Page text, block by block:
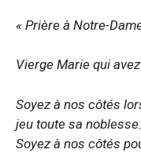
« Prière à Notre-
Vierge Marie qui
Soyez à nos côtés
jeu toute sa noblesse.
Soyez à nos côtés